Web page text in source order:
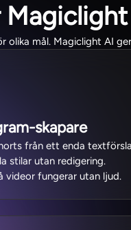
olika mål. Magiclight AI
skapare
från ett enda
stilar utan redigering.
videor fungerar utan ljud.